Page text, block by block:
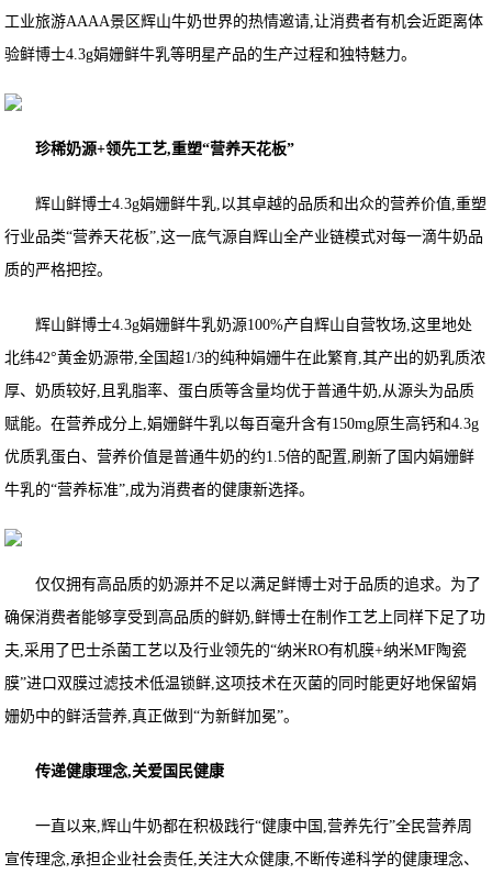
工业旅游AAAA景区辉山牛奶世界的热情邀请,让消费者有机会近距离体
验鲜博士4.3g娟姗鲜牛乳等明星产品的生产过程和独特魅力。
珍稀奶源+领先工艺,重塑“营养天花板”
辉山鲜博士4.3g娟姗鲜牛乳,以其卓越的品质和出众的营养价值,重塑
行业品类“营养天花板”,这一底气源自辉山全产业链模式对每一滴牛奶品
质的严格把控。
辉山鲜博士4.3g娟姗鲜牛乳奶源100%产自辉山自营牧场,这里地处
北纬42°黄金奶源带,全国超1/3的纯种娟姗牛在此繁育,其产出的奶乳质浓
厚、奶质较好,且乳脂率、蛋白质等含量均优于普通牛奶,从源头为品质
赋能。在营养成分上,娟姗鲜牛乳以每百毫升含有150mg原生高钙和4.3g
优质乳蛋白、营养价值是普通牛奶的约1.5倍的配置,刷新了国内娟姗鲜
牛乳的“营养标准”,成为消费者的健康新选择。
仅仅拥有高品质的奶源并不足以满足鲜博士对于品质的追求。为了
确保消费者能够享受到高品质的鲜奶,鲜博士在制作工艺上同样下足了功
夫,采用了巴士杀菌工艺以及行业领先的“纳米RO有机膜+纳米MF陶瓷
膜”进口双膜过滤技术低温锁鲜,这项技术在灭菌的同时能更好地保留娟
姗奶中的鲜活营养,真正做到“为新鲜加冕”。
传递健康理念,关爱国民健康
一直以来,辉山牛奶都在积极践行“健康中国,营养先行”全民营养周
宣传理念,承担企业社会责任,关注大众健康,不断传递科学的健康理念、